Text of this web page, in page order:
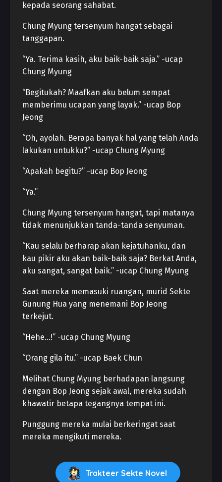
kepada seorang sahabat.
Chung Myung tersenyum hangat sebagai
tanggapan.
“Ya. Terima kasih, aku baik-baik saja.” -ucap
Chung Myung
“Begitukah? Maafkan aku belum sempat
memberimu ucapan yang layak.” -ucap Bop
Jeong
“Oh, ayolah. Berapa banyak hal yang telah Anda
lakukan untukku?” -ucap Chung Myung
“Apakah begitu?” -ucap Bop Jeong
“Ya.”
Chung Myung tersenyum hangat, tapi matanya
tidak menunjukkan tanda-tanda senyuman.
“Kau selalu berharap akan kejatuhanku, dan
kau pikir aku akan baik-baik saja? Berkat Anda,
aku sangat, sangat baik.” -ucap Chung Myung
Saat mereka memasuki ruangan, murid Sekte
Gunung Hua yang menemani Bop Jeong
terkejut.
“Hehe…!” -ucap Chung Myung
“Orang gila itu.” -ucap Baek Chun
Melihat Chung Myung berhadapan langsung
dengan Bop Jeong sejak awal, mereka sudah
khawatir betapa tegangnya tempat ini.
Punggung mereka mulai berkeringat saat
mereka mengikuti mereka.
Trakteer Sekte Novel